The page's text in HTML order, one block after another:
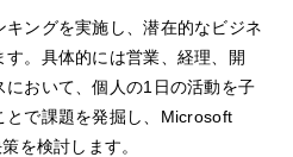
ングを実施し、潜在的なビジネ
。具体的には営業、経理、開
おいて、個人の1日の活動を子
とで課題を発掘し、Microsoft
を検討します。